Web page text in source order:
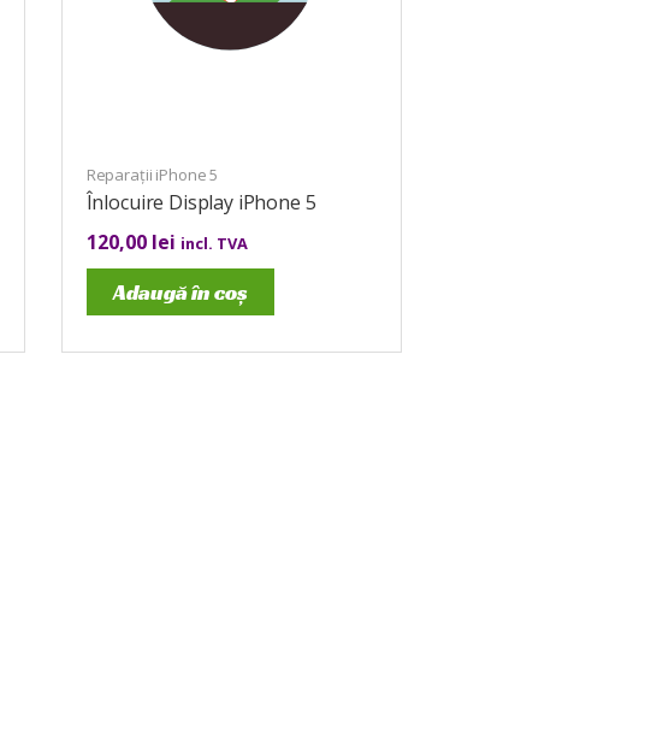
Reparații iPhone 5
Înlocuire Display iPhone 5
120,00 lei incl. TVA
Adaugă în coș